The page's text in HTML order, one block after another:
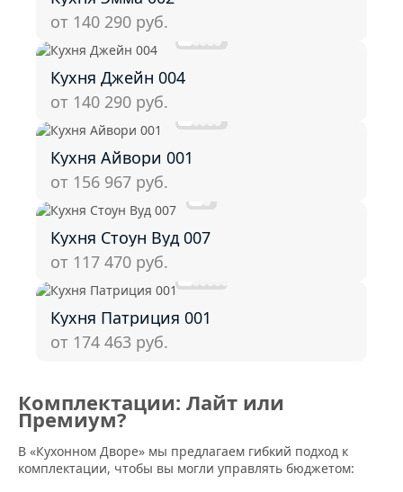
от 140 290 руб.
Кухня Джейн 004
от 140 290 руб.
Кухня Айвори 001
от 156 967 руб.
Кухня Стоун Вуд 007
от 117 470 руб.
Кухня Патриция 001
от 174 463 руб.
Комплектации: Лайт или
Премиум?
В «Кухонном Дворе» мы предлагаем гибкий подход к
комплектации, чтобы вы могли управлять бюджетом: